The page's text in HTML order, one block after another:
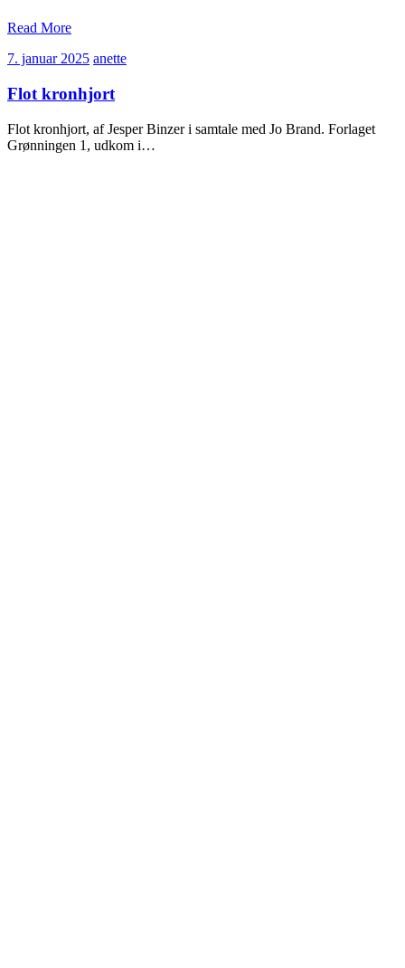
Read More
7. januar 20257.
2025
anetteanette
Flot kronhjort
Flot kronhjort, af Jesper Binzer i samtale med Jo Brand. Forlaget
Grønningen 1, udkom i…